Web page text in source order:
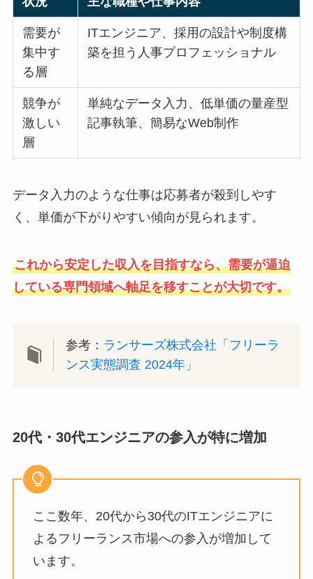
需要が
集中す
る層
ITエンジニア、採用の設計や制度構
築を担う人事プロフェッショナル
競争が
激しい
層
単純なデータ入力、低単価の量産型
記事執筆、簡易なWeb制作
データ入力のような仕事は応募者が殺到しやす
く、単価が下がりやすい傾向が見られます。
これから安定した収入を目指すなら、需要が逼迫
している専門領域へ軸足を移すことが大切です。
参考： ランサーズ株式会社「フリーラ
ンス実態調査 2024年」
20代・30代エンジニアの参入が特に増加
ここ数年、20代から30代のITエンジニアに
よるフリーランス市場への参入が増加して
います。